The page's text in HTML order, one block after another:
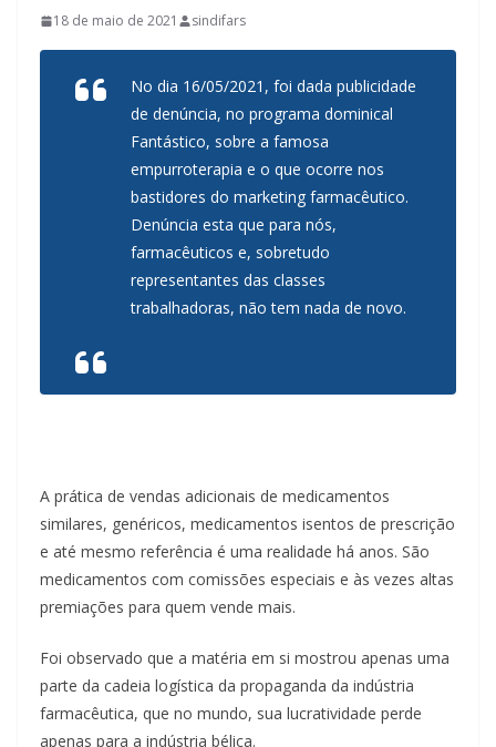
18 de maio de 2021 sindifars
No dia 16/05/2021, foi dada publicidade
de denúncia, no programa dominical
Fantástico, sobre a famosa
empurroterapia e o que ocorre nos
bastidores do marketing farmacêutico.
Denúncia esta que para nós,
farmacêuticos e, sobretudo
representantes das classes
trabalhadoras, não tem nada de novo.
A prática de vendas adicionais de medicamentos
similares, genéricos, medicamentos isentos de prescrição
e até mesmo referência é uma realidade há anos. São
medicamentos com comissões especiais e às vezes altas
premiações para quem vende mais.
Foi observado que a matéria em si mostrou apenas uma
parte da cadeia logística da propaganda da indústria
farmacêutica, que no mundo, sua lucratividade perde
apenas para a indústria bélica.